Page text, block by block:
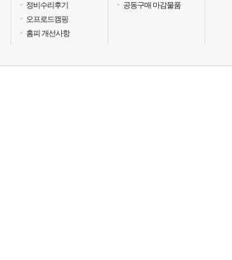
정비수리후기
오프로드캠핑
홈피 개선사항
공동구매 마감물품